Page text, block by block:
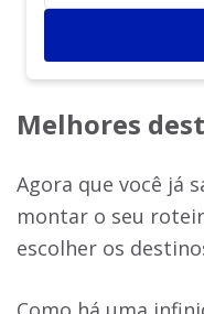
Melhores
Agora que você já
montar o seu
escolher os